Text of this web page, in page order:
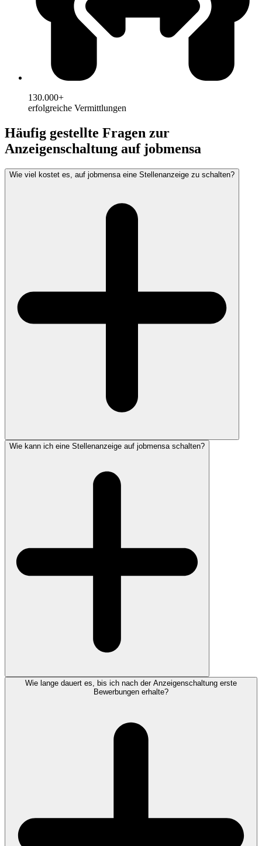
130.000+
erfolgreiche Vermittlungen
Häufig gestellte Fragen zur
Anzeigenschaltung auf jobmensa
Wie viel kostet es, auf jobmensa eine Stellenanzeige zu schalten?
Wie kann ich eine Stellenanzeige auf jobmensa schalten?
Wie lange dauert es, bis ich nach der Anzeigenschaltung erste
Bewerbungen erhalte?